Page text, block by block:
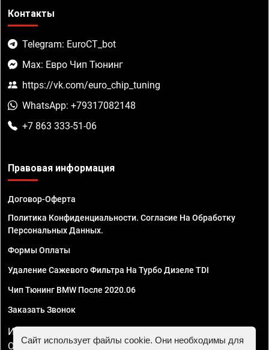
Контакты
Telegram: EuroCT_bot
Max: Евро Чип Тюнинг
https://vk.com/euro_chip_tuning
WhatsApp: +79317082148
+7 863 333-51-06
Правовая информация
Договор-Оферта
Политика Конфиденциальности. Согласие На Обработку
Персональных Данных.
Формы Оплаты
Удаление Сажевого Фильтра На Турбо Дизеле TDI
Чип Тюнинг BMW После 2020.06
Заказать Звонок
ИП Смирнов Георгий Павлович. ИНН 781302555843,
ОГРНИП 324470400032610
Сайт использует файлы cookie. Они необходимы для